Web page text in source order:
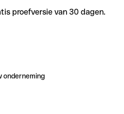
proefversie van 30 dagen.
onderneming